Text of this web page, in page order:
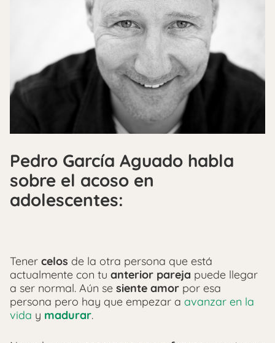
Pedro García Aguado habla
sobre el acoso en
adolescentes:
Tener celos de la otra persona que está
actualmente con tu anterior pareja puede llegar
a ser normal. Aún se siente amor por esa
persona pero hay que empezar a avanzar en la
vida y madurar.